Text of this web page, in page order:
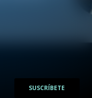
SUSCRÍBETE